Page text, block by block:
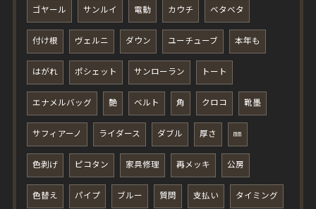
ゴヤール サンルイ 電動 カウチ ベタベタ
付け根 ヴェルニ ダウン ユーチューブ 本年も
はがれ ポシェット サンローラン トート
エナメルバッグ 艶 ベルト 角 クロコ 靴墨
サフィアーノ ライダース ダブル 厚さ ㎜
色剥げ ピコタン 家具修理 再メッキ 公房
色替え パイプ ブルー 質問 支払い タイミング